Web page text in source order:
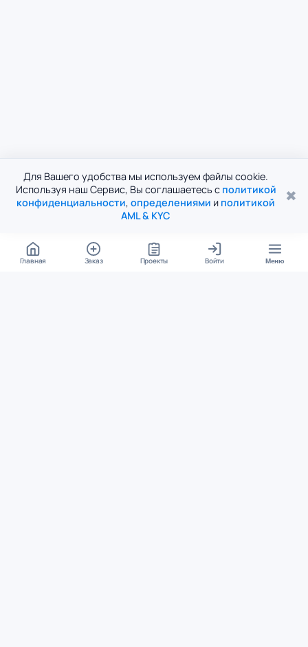
Для Вашего удобства мы используем файлы cookie.
Используя наш Сервис, Вы соглашаетесь с политикой
конфиденциальности, определениями и политикой
AML & KYC
✖
Главная Заказ Проекты Войти Меню